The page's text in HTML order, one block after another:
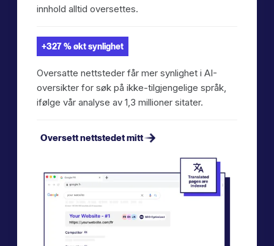
innhold alltid oversettes.
+327 % økt synlighet
Oversatte nettsteder får mer synlighet i AI-
oversikter for søk på ikke-tilgjengelige språk,
ifølge vår analyse av 1,3 millioner sitater.
Oversett nettstedet mitt